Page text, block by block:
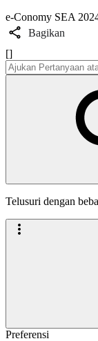
e-Conomy SEA
Bagikan
[]
Telusuri dengan
Preferensi